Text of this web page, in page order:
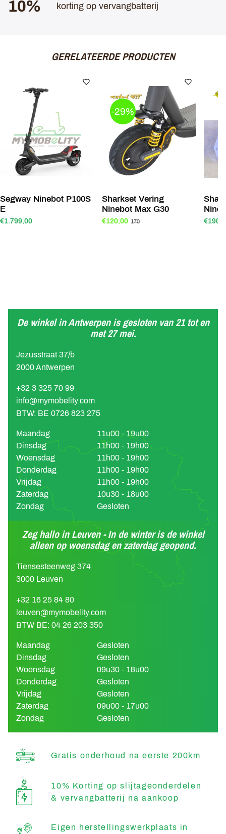
10% korting op vervangbatterij
GERELATEERDE PRODUCTEN
Segway Ninebot P100S
E
€1.799,00
-29%
Sharkset Vering
Ninebot Max G30
€120,00 170
De winkel in Antwerpen is gesloten van 21 tot en
met 27 mei.
Jezusstraat 37/b
2000 Antwerpen
+32 3 325 70 99
info@mymobelity.com
BTW: BE 0726 823 275
Maandag
11u00 - 19u00
Dinsdag
11h00 - 19h00
Woensdag
11h00 - 19h00
Donderdag
11h00 - 19h00
Vrijdag
11h00 - 19h00
Zaterdag
10u30 - 18u00
Zondag
Gesloten
Zeg hallo in Leuven - In de winter is de winkel
alleen op woensdag en zaterdag geopend.
Tiensesteenweg 374
3000 Leuven
+32 16 25 84 80
leuven@mymobelity.com
BTW BE: 04 26 203 350
Maandag
Gesloten
Dinsdag
Gesloten
Woensdag
09u30 - 18u00
Donderdag
Gesloten
Vrijdag
Gesloten
Zaterdag
09u00 - 17u00
Zondag
Gesloten
Gratis onderhoud na eerste 200km
10% Korting op slijtageonderdelen
& vervangbatterij na aankoop
Eigen herstellingswerkplaats in